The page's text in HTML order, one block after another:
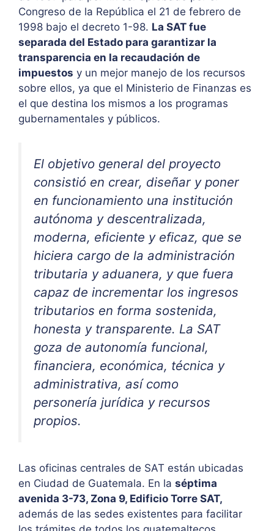
Congreso de la República el 21 de febrero de
1998 bajo el decreto 1-98. La SAT fue
separada del Estado para garantizar la
transparencia en la recaudación de
impuestos y un mejor manejo de los recursos
sobre ellos, ya que el Ministerio de Finanzas es
el que destina los mismos a los programas
gubernamentales y públicos.
El objetivo general del proyecto
consistió en crear, diseñar y poner
en funcionamiento una institución
autónoma y descentralizada,
moderna, eficiente y eficaz, que se
hiciera cargo de la administración
tributaria y aduanera, y que fuera
capaz de incrementar los ingresos
tributarios en forma sostenida,
honesta y transparente. La SAT
goza de autonomía funcional,
financiera, económica, técnica y
administrativa, así como
personería jurídica y recursos
propios.
Las oficinas centrales de SAT están ubicadas
en Ciudad de Guatemala. En la séptima
avenida 3-73, Zona 9, Edificio Torre SAT,
además de las sedes existentes para facilitar